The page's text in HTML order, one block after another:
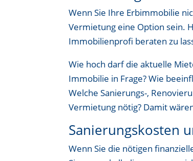
Wenn Sie Ihre Erbimmobilie
Vermietung eine Option sein.
Immobilienprofi beraten zu
Wie hoch darf die aktuelle
Immobilie in Frage? Wie
Welche Sanierungs-,
Vermietung nötig? Damit
Sanierungskosten
Wenn Sie die nötigen